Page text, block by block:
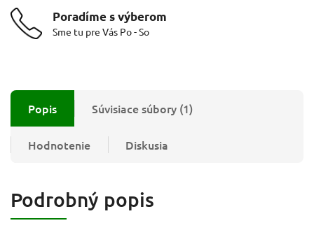
Poradíme s výberom
Sme tu pre Vás Po - So
Popis Súvisiace súbory (1)
Hodnotenie Diskusia
Podrobný popis